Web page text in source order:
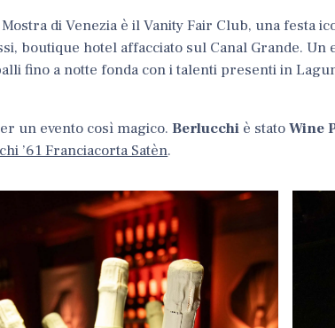
di Venezia è ilVanity Fair Club, una festa
boutique hotel affacciato sul Canal Grande. Un
fino a notte fonda con i talenti presenti in
un evento così magico.Berlucchi è statoWine
’61 Franciacorta Satèn.